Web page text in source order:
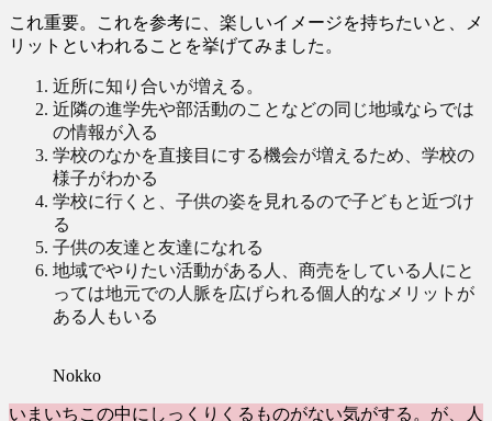
これ重要。これを参考に、楽しいイメージを持ちたいと、メ
リットといわれることを挙げてみました。
近所に知り合いが増える。
近隣の進学先や部活動のことなどの同じ地域ならでは
の情報が入る
学校のなかを直接目にする機会が増えるため、学校の
様子がわかる
学校に行くと、子供の姿を見れるので子どもと近づけ
る
子供の友達と友達になれる
地域でやりたい活動がある人、商売をしている人にと
っては地元での人脈を広げられる個人的なメリットが
ある人もいる
Nokko
いまいちこの中にしっくりくるものがない気がする。が、人